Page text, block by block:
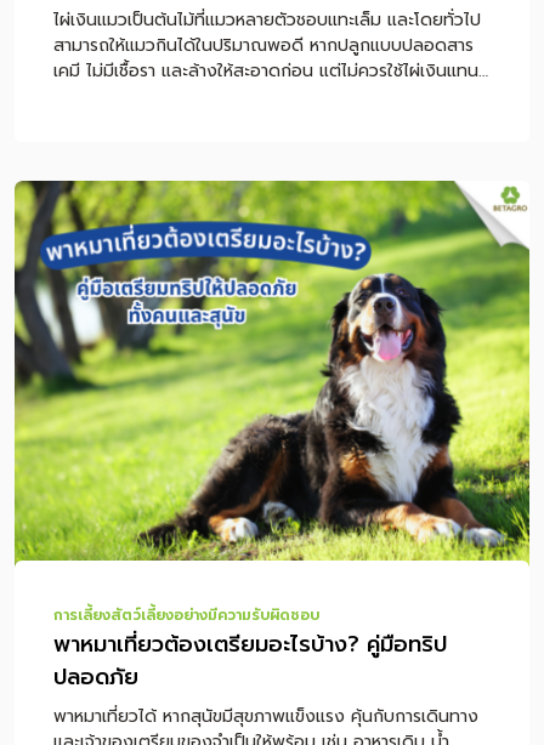
ไผ่เงินแมวเป็นต้นไม้ที่แมวหลายตัวชอบแทะเล็ม และโดยทั่วไป
สามารถให้แมวกินได้ในปริมาณพอดี หากปลูกแบบปลอดสาร
เคมี ไม่มีเชื้อรา และล้างให้สะอาดก่อน แต่ไม่ควรใช้ไผ่เงินแทน
โรค หากแมวมีอาการอาเจียนซ้ำ หายใจผิดปกติ เบื่ออาหาร หรือ
ขับถ่ายผิดปกติ ควรปรึกษาสัตวแพทย์โดยตรง สารบัญเนื้อหา
ไผ่เงินแมวคืออะไร แมวกินไผ่เงินได้ไหม ปลอดภัยหรือเปล่า
ทำไมแมวถึงชอบกินไผ่เงิน ไผ่เงินช่วยก้อนขนแมวได้จริงไหม
วิธีดูแลแมวที่มีปัญหาก้อนขนอย่างถูกต้อง วิธีปลูกไผ่เงินแมว
ให้ปลอดภัย ไผ่เงิน หญ้าแมว และตำแยแมวต่างกันอย่างไร
ไผ่เงินแมวเหมาะกับแมวแบบไหน อาการแบบไหนควรหยุดให้กิน
และพบสัตวแพทย์ สรุปการให้ไผ่เงินแมวอย่างปลอดภัย
คำถามที่พบบ่อยเกี่ยวกับไผ่เงินแมว ไผ่เงินแมวคืออะไร ไผ่เงิน
แมว หรือที่หลายคนเรียกว่า “ไผ่แมว” เป็นไม้ประดับใบเรียวยาว
มีลายสีเขียวสลับขาว นิยมปลูกในกระถางเล็ก ๆ เพื่อให้แมว
แทะเล็มหรือเล่ […]
การเลี้ยงสัตว์เลี้ยงอย่างมีความรับผิดชอบ
พาหมาเที่ยวต้องเตรียมอะไรบ้าง? คู่มือทริป
ปลอดภัย
พาหมาเที่ยวได้ หากสุนัขมีสุขภาพแข็งแรง คุ้นกับการเดินทาง